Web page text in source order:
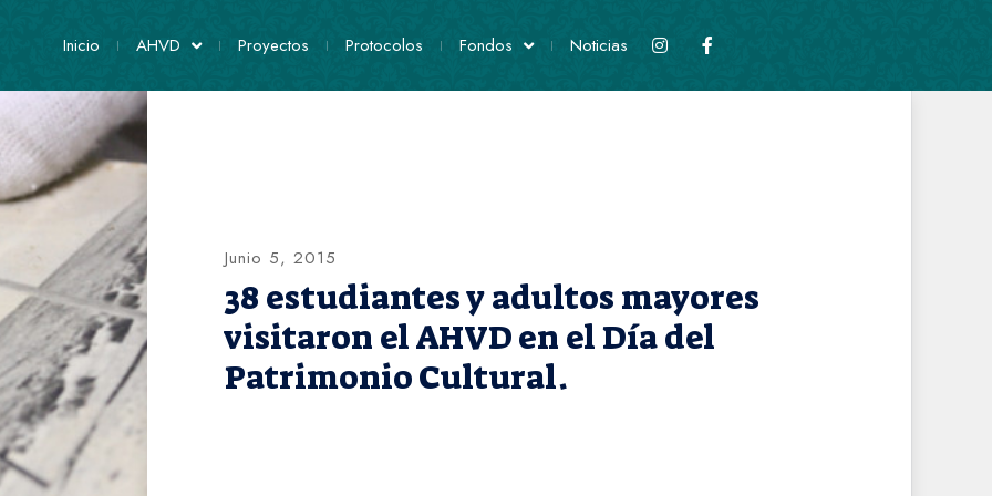
Inicio AHVD Proyectos Protocolos Fondos Noticias
Junio 5, 2015
38 estudiantes y adultos mayores
visitaron el AHVD en el Día del
Patrimonio Cultural.